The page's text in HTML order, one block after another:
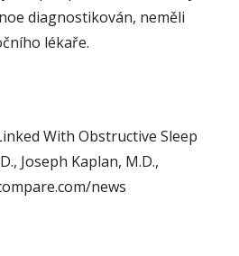
diagnostikován, neměli
lékaře.
With Obstructive Sleep
Joseph Kaplan, M.D.,
news